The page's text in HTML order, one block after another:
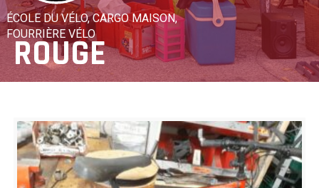
ÉCOLE DU VÉLO, CARGO MAISON,
FOURRIÈRE VÉLO
ROUGE